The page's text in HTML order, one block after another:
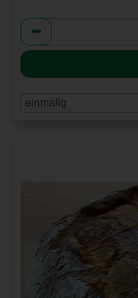
Anzahl